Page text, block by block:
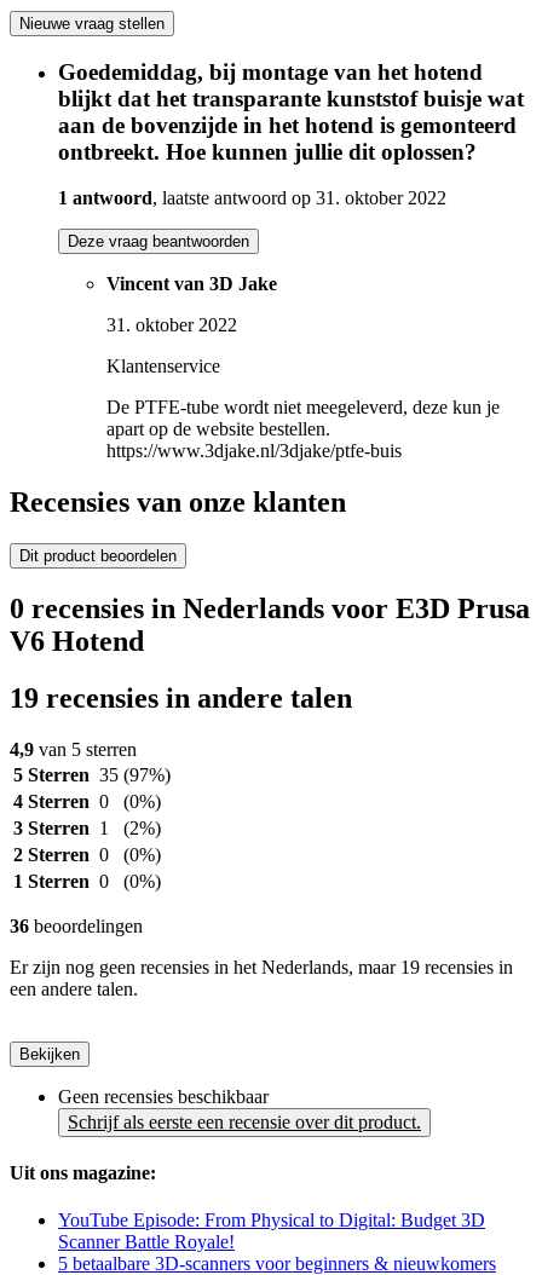
Nieuwe vraag stellen
Goedemiddag, bij montage van het hotend
blijkt dat het transparante kunststof buisje wat
aan de bovenzijde in het hotend is gemonteerd
ontbreekt. Hoe kunnen jullie dit oplossen?
1 antwoord, laatste antwoord op 31. oktober 2022
Deze vraag beantwoorden
Vincent van 3D Jake
31. oktober 2022
Klantenservice
De PTFE-tube wordt niet meegeleverd, deze kun je
apart op de website bestellen.
https://www.3djake.nl/3djake/ptfe-buis
Recensies van onze klanten
Dit product beoordelen
0 recensies in Nederlands voor E3D Prusa
V6 Hotend
19 recensies in andere talen
4,9 van 5 sterren
5 Sterren 35 (97%)
4 Sterren 0
(0%)
3 Sterren 1
(2%)
2 Sterren 0
(0%)
1 Sterren 0 (0%)
36 beoordelingen
Er zijn nog geen recensies in het Nederlands, maar 19 recensies in
een andere talen.
Bekijken
Geen recensies beschikbaar
Schrijf als eerste een recensie over dit product.
Uit ons magazine:
YouTube Episode: From Physical to Digital: Budget 3D
Scanner Battle Royale!
5 betaalbare 3D-scanners voor beginners & nieuwkomers